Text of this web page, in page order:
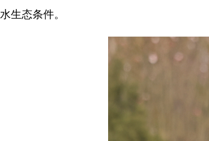
水生态条件。